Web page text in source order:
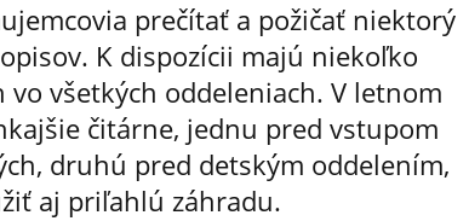
prečítať a požičať niektorý
K dispozícii majú niekoľko
všetkých oddeleniach. V letnom
čitárne, jednu pred vstupom
druhú pred detským oddelením,
aj priľahlú záhradu.